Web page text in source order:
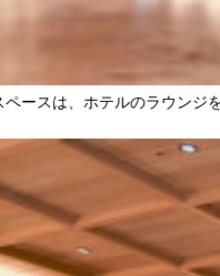
ペースは、ホテルのラウンジ